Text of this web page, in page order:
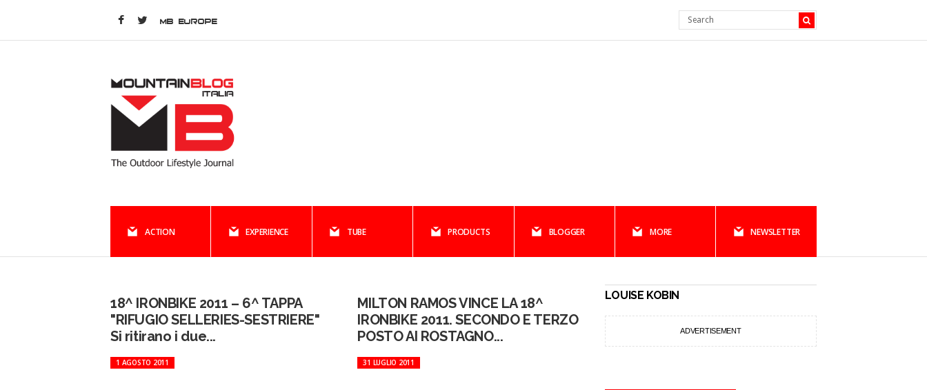
MB EUROPE
ACTION EXPERIENCE TUBE PRODUCTS BLOGGER MORE NEWSLETTER
18^ IRONBIKE 2011 – 6^ TAPPA
"RIFUGIO SELLERIES-SESTRIERE"
Si ritirano i due...
1 AGOSTO 2011
MILTON RAMOS VINCE LA 18^
IRONBIKE 2011. SECONDO E TERZO
POSTO AI ROSTAGNO...
31 LUGLIO 2011
LOUISE KOBIN
ADVERTISEMENT